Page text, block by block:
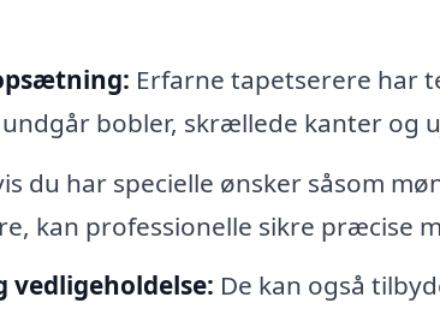
Erfarne tapetserere har
bobler, skrællede kanter og
du har specielle ønsker såsom
kan professionelle sikre præcise
vedligeholdelse: De kan også